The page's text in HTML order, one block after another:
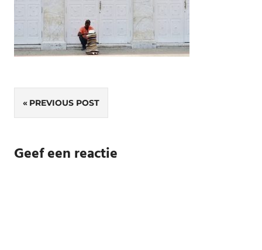
Bericht
navigatie
PREVIOUS POST
Geef een reactie